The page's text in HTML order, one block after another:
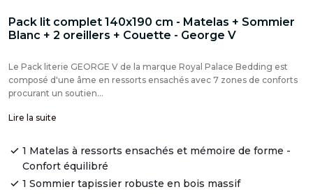
Pack lit complet 140x190 cm - Matelas + Sommier
Blanc + 2 oreillers + Couette - George V
Le Pack literie GEORGE V de la marque Royal Palace Bedding est
composé d'une âme en ressorts ensachés avec 7 zones de conforts
procurant un soutien...
Lire la suite
1 Matelas à ressorts ensachés et mémoire de forme -
Confort équilibré
1 Sommier tapissier robuste en bois massif